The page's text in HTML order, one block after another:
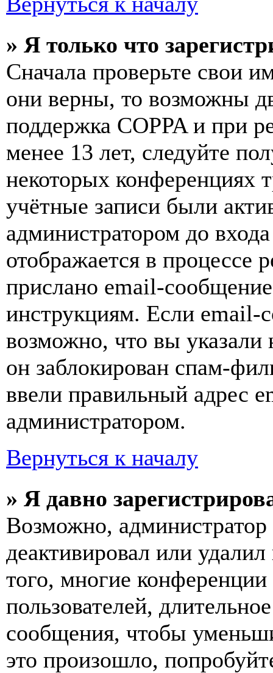
» Я только что
Сначала проверьте свои
они верны, то возможны
поддержка COPPA и при
менее 13 лет, следуйте
некоторых конференциях
учётные записи были
администратором до
отображается в процессе
прислано email-
инструкциям. Если email-
возможно, что вы
он заблокирован спам-
ввели правильный адрес
администратором.
Вернуться к началу
» Я давно
Возможно,
деактивировал или
того, многие
пользователей,
сообщения, чтобы
это произошло,